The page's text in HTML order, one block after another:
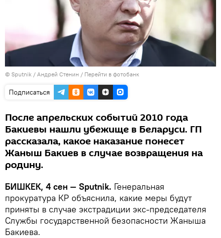
© Sputnik / Андрей Стенин / Перейти в фотобанк
Подписаться
После апрельских событий 2010 года
Бакиевы нашли убежище в Беларуси. ГП
рассказала, какое наказание понесет
Жаныш Бакиев в случае возвращения на
родину.
БИШКЕК, 4 сен — Sputnik. Генеральная
прокуратура КР объяснила, какие меры будут
приняты в случае экстрадиции экс-председателя
Службы государственной безопасности Жаныша
Бакиева.